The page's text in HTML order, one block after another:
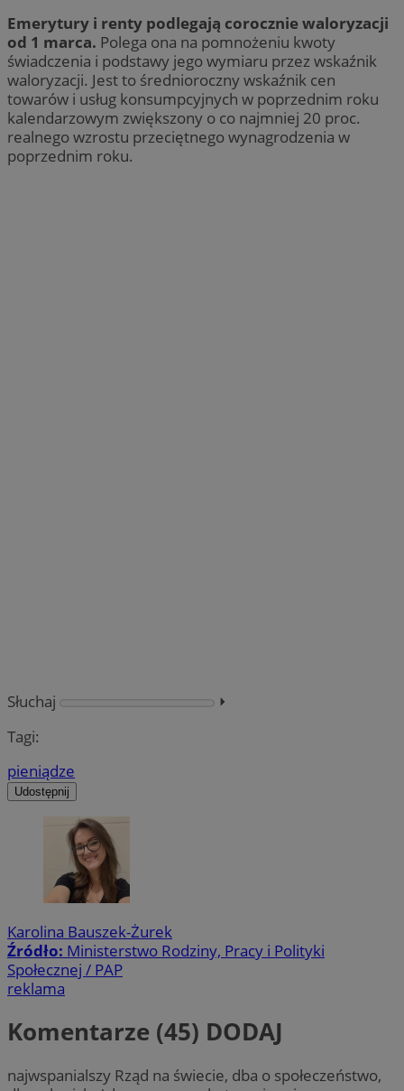
Emerytury i renty podlegają corocznie waloryzacji
od 1 marca. Polega ona na pomnożeniu kwoty
świadczenia i podstawy jego wymiaru przez wskaźnik
waloryzacji. Jest to średnioroczny wskaźnik cen
towarów i usług konsumpcyjnych w poprzednim roku
kalendarzowym zwiększony o co najmniej 20 proc.
realnego wzrostu przeciętnego wynagrodzenia w
poprzednim roku.
Słuchaj
⏵︎
Tagi:
pieniądze
Udostępnij
Karolina Bauszek-Żurek
Źródło: Ministerstwo Rodziny, Pracy i Polityki
Społecznej / PAP
reklama
Komentarze (45) DODAJ
najwspanialszy Rząd na świecie, dba o społeczeństwo,